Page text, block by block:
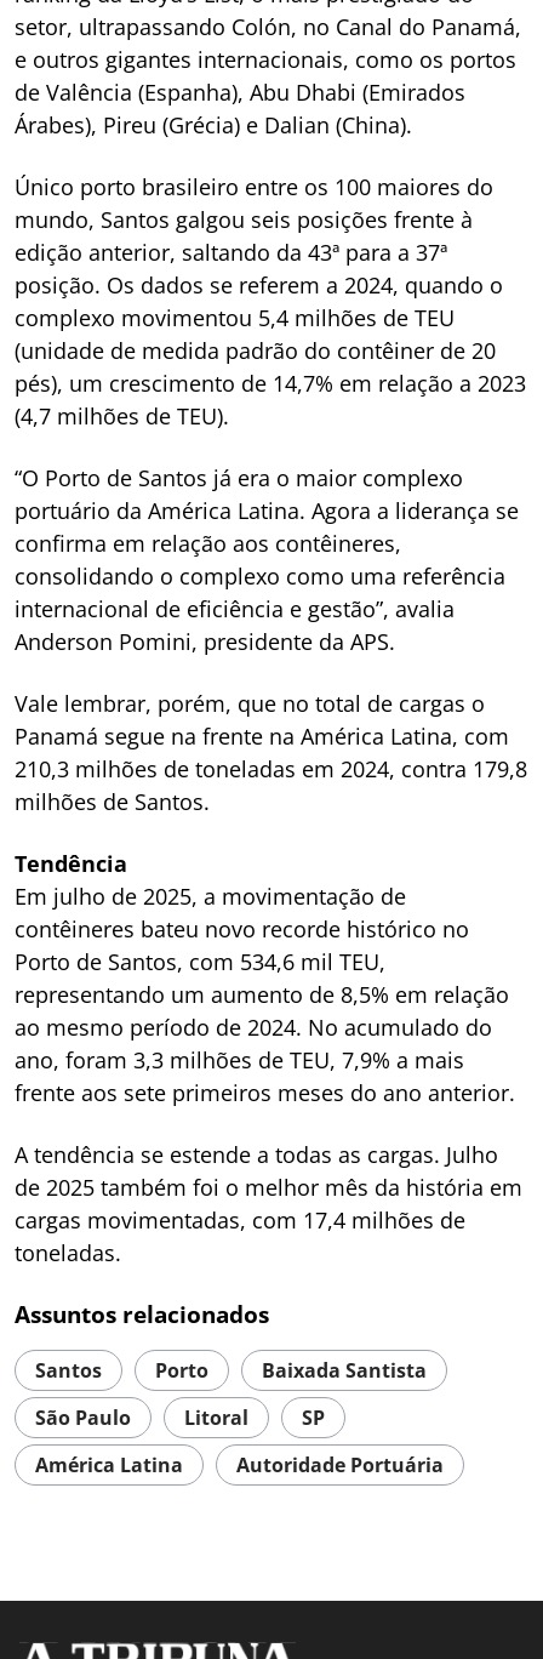
setor, ultrapassando Colón, no Canal do Panamá,
e outros gigantes internacionais, como os portos
de Valência (Espanha), Abu Dhabi (Emirados
Árabes), Pireu (Grécia) e Dalian (China).
Único porto brasileiro entre os 100 maiores do
mundo, Santos galgou seis posições frente à
edição anterior, saltando da 43ª para a 37ª
posição. Os dados se referem a 2024, quando o
complexo movimentou 5,4 milhões de TEU
(unidade de medida padrão do contêiner de 20
pés), um crescimento de 14,7% em relação a 2023
(4,7 milhões de TEU).
“O Porto de Santos já era o maior complexo
portuário da América Latina. Agora a liderança se
confirma em relação aos contêineres,
consolidando o complexo como uma referência
internacional de eficiência e gestão”, avalia
Anderson Pomini, presidente da APS.
Vale lembrar, porém, que no total de cargas o
Panamá segue na frente na América Latina, com
210,3 milhões de toneladas em 2024, contra 179,8
milhões de Santos.
Tendência
Em julho de 2025, a movimentação de
contêineres bateu novo recorde histórico no
Porto de Santos, com 534,6 mil TEU,
representando um aumento de 8,5% em relação
ao mesmo período de 2024. No acumulado do
ano, foram 3,3 milhões de TEU, 7,9% a mais
frente aos sete primeiros meses do ano anterior.
A tendência se estende a todas as cargas. Julho
de 2025 também foi o melhor mês da história em
cargas movimentadas, com 17,4 milhões de
toneladas.
Assuntos relacionados
Santos Porto
Baixada Santista
São Paulo
Litoral
SP
América Latina
Autoridade Portuária